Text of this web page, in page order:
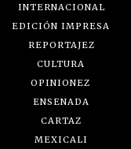
INTERNACIONAL
EDICIÓN IMPRESA
REPORTAJEZ
CULTURA
OPINIONEZ
ENSENADA
CARTAZ
MEXICALI